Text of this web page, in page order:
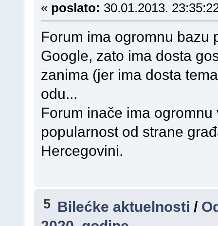
« poslato: 30.01.2013.
Forum ima ogromnu bazu
Google, zato ima dosta
zanima (jer ima dosta
odu...
Forum inače ima
popularnost od strane
Hercegovini.
5 Bilećke aktuelnosti /